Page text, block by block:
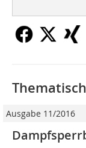
Ausgabe 11/2016